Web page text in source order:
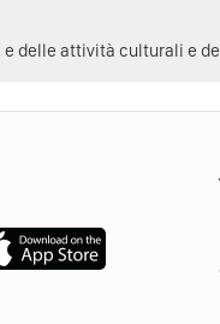
e delle attività culturali e